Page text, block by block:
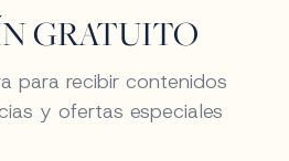
GRATUITO
para recibir contenidos
y ofertas especiales